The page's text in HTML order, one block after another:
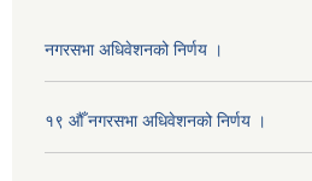
नगरसभा अधिवेशनको निर्णय ।
१९ औँ नगरसभा अधिवेशनको निर्णय ।